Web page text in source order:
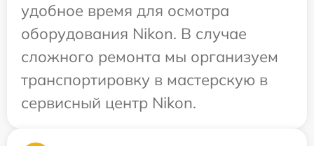
удобное время для осмотра
оборудования Nikon. В случае
сложного ремонта мы организуем
транспортировку в мастерскую в
сервисный центр Nikon.